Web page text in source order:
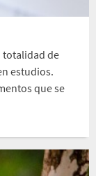
totalidad de
estudios.
que se